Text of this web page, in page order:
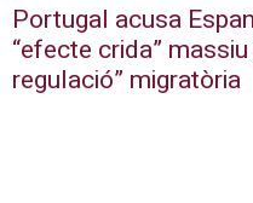
Portugal acusa
“efecte crida”
regulació” migratòria